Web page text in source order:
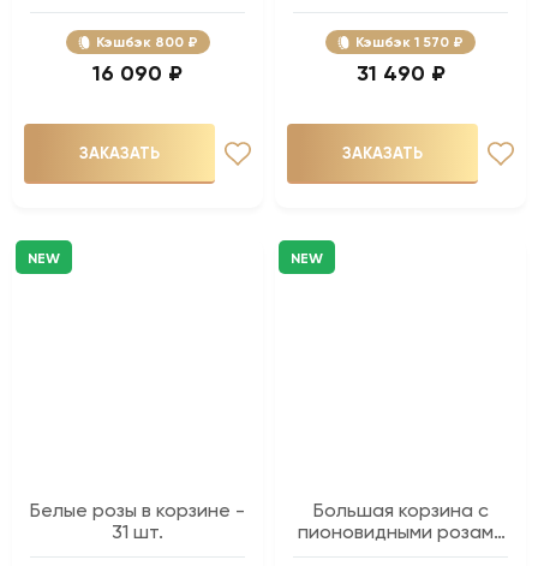
Кэшбэк 800 ₽
16 090 ₽
ЗАКАЗАТЬ
Кэшбэк 1 570 ₽
31 490 ₽
ЗАКАЗАТЬ
NEW
Белые розы в корзине -
31 шт.
NEW
Большая корзина с
пионовидными розами
- 89 шт.